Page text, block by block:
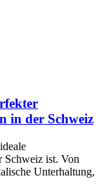
in der Schweiz
Schweiz ist. Von
Unterhaltung,